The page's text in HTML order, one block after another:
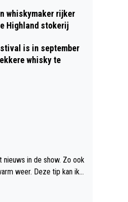
whiskymaker rijker
Highland stokerij
is in september
whisky te
in de show. Zo ook
weer. Deze tip kan ik